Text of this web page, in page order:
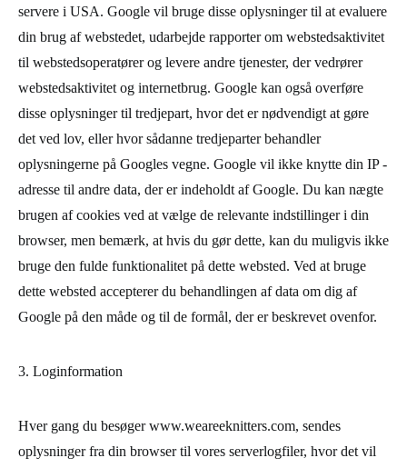
servere i USA. Google vil bruge disse oplysninger til at evaluere
din brug af webstedet, udarbejde rapporter om webstedsaktivitet
til webstedsoperatører og levere andre tjenester, der vedrører
webstedsaktivitet og internetbrug. Google kan også overføre
disse oplysninger til tredjepart, hvor det er nødvendigt at gøre
det ved lov, eller hvor sådanne tredjeparter behandler
oplysningerne på Googles vegne. Google vil ikke knytte din IP -
adresse til andre data, der er indeholdt af Google. Du kan nægte
brugen af ​​cookies ved at vælge de relevante indstillinger i din
browser, men bemærk, at hvis du gør dette, kan du muligvis ikke
bruge den fulde funktionalitet på dette websted. Ved at bruge
dette websted accepterer du behandlingen af ​​data om dig af
Google på den måde og til de formål, der er beskrevet ovenfor.
3. Loginformation
Hver gang du besøger www.weareeknitters.com, sendes
oplysninger fra din browser til vores serverlogfiler, hvor det vil